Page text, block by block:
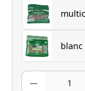
blanc
Quantité de